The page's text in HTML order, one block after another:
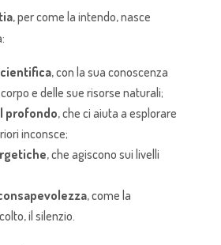
, per come la intendo, nasce
, con la sua conoscenza
e delle sue risorse naturali;
profondo, che ci aiuta a esplorare
inconsce;
, che agiscono sui livelli
, come la
il silenzio.